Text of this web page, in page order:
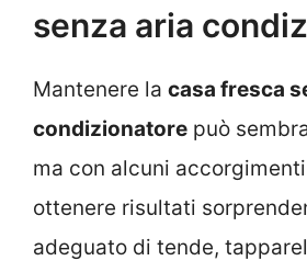
senza aria
Mantenere la casa fresca
condizionatore può
ma con alcuni
ottenere risultati
adeguato di tende,